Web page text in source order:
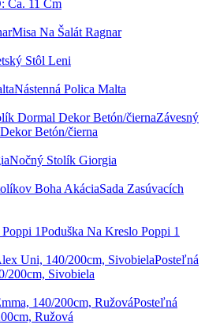
Ca. 11 Cm
Misa Na Šalát Ragnar
Stôl Leni
Nástenná Polica Malta
Závesný
Betón/čierna
Nočný Stolík Giorgia
Sada Zasúvacích
Poduška Na Kreslo Poppi 1
Posteľná
200cm, Sivobiela
Posteľná
Ružová